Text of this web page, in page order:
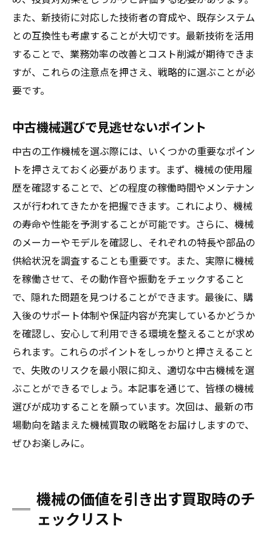
また、新技術に対応した技術者の育成や、既存システム
との互換性も考慮することが大切です。最新技術を活用
することで、業務効率の改善とコスト削減が期待できま
すが、これらの注意点を押さえ、戦略的に選ぶことが必
要です。
中古機械選びで見逃せないポイント
中古の工作機械を選ぶ際には、いくつかの重要なポイン
トを押さえておく必要があります。まず、機械の使用履
歴を確認することで、どの程度の稼働時間やメンテナン
スが行われてきたかを把握できます。これにより、機械
の寿命や性能を予測することが可能です。さらに、機械
のメーカーやモデルを確認し、それぞれの特長や部品の
供給状況を調査することも重要です。また、実際に機械
を稼働させて、その動作音や振動をチェックすること
で、隠れた問題を見つけることができます。最後に、購
入後のサポート体制や保証内容が充実しているかどうか
を確認し、安心して利用できる環境を整えることが求め
られます。これらのポイントをしっかりと押さえること
で、失敗のリスクを最小限に抑え、適切な中古機械を選
ぶことができるでしょう。本記事を通じて、皆様の機械
選びが成功することを願っています。次回は、最新の市
場動向を踏まえた機械買取の戦略をお届けしますので、
ぜひお楽しみに。
機械の価値を引き出す買取時のチ
ェックリスト